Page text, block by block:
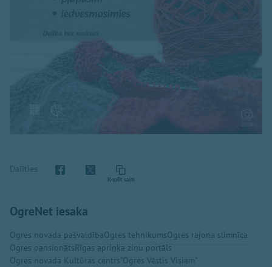
Dalīties
Kopēt saiti
OgreNet iesaka
Ogres novada pašvaldībaOgres tehnikumsOgres rajona slimnīca
Ogres pansionātsRīgas apriņķa ziņu portāls
Ogres novada Kultūras centrs"Ogres Vēstis Visiem"